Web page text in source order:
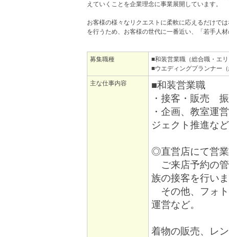
えていくことを企業理念に事業展開しています。
お客様の様々なリクエストに柔軟に応えるだけで
を行うため、お客様の世代に一番近い、「若手人
募集職種
■和装営業職（総合職・エ
■ウエディングプランナー
主な仕事内容
■和装営業職
・接客・販売
・企画、教室運
ジェクト推進など
◎直営店にて営
ご来店予約の
族の接客を行い
その他、フォ
運営など。
着物の販売、レ